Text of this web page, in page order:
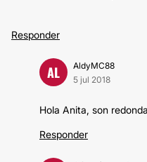
Responder
AL
AldyMC88
5 jul 2018
Hola Anita, son
Responder